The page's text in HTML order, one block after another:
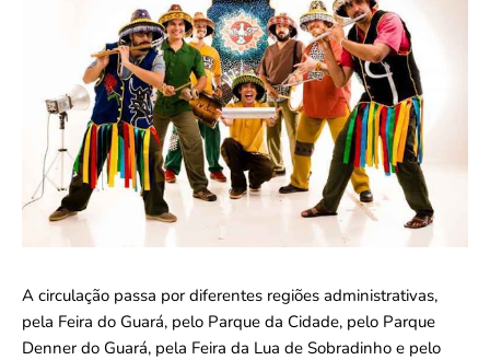
A circulação passa por diferentes regiões administrativas,
pela Feira do Guará, pelo Parque da Cidade, pelo Parque
Denner do Guará, pela Feira da Lua de Sobradinho e pelo